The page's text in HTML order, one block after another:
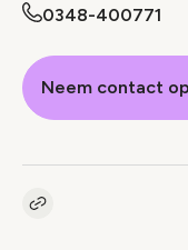
0348-400771
Neem contact op
Kopieer link naar